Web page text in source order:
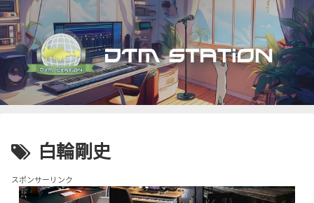
白輪剛史
スポンサーリンク